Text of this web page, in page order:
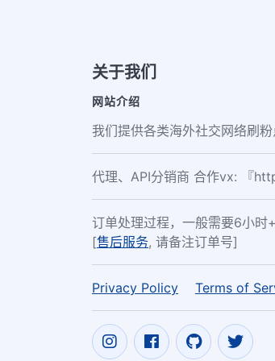
关于我们
网站介绍
我们提供各类海外社交网络刷
代理、API分销商 合作vx: 『
订单处理过程，一般需要6小时
[售后服务, 请备注订单号]
Privacy Policy Terms of